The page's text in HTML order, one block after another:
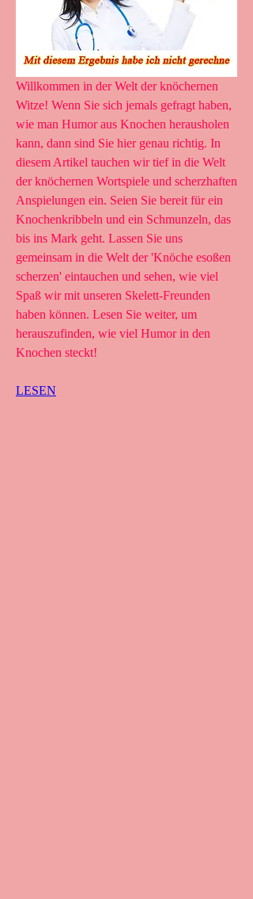
Willkommen in der Welt der knöchernen
Witze! Wenn Sie sich jemals gefragt haben,
wie man Humor aus Knochen herausholen
kann, dann sind Sie hier genau richtig. In
diesem Artikel tauchen wir tief in die Welt
der knöchernen Wortspiele und scherzhaften
Anspielungen ein. Seien Sie bereit für ein
Knochenkribbeln und ein Schmunzeln, das
bis ins Mark geht. Lassen Sie uns
gemeinsam in die Welt der 'Knöche esoßen
scherzen' eintauchen und sehen, wie viel
Spaß wir mit unseren Skelett-Freunden
haben können. Lesen Sie weiter, um
herauszufinden, wie viel Humor in den
Knochen steckt!
LESEN